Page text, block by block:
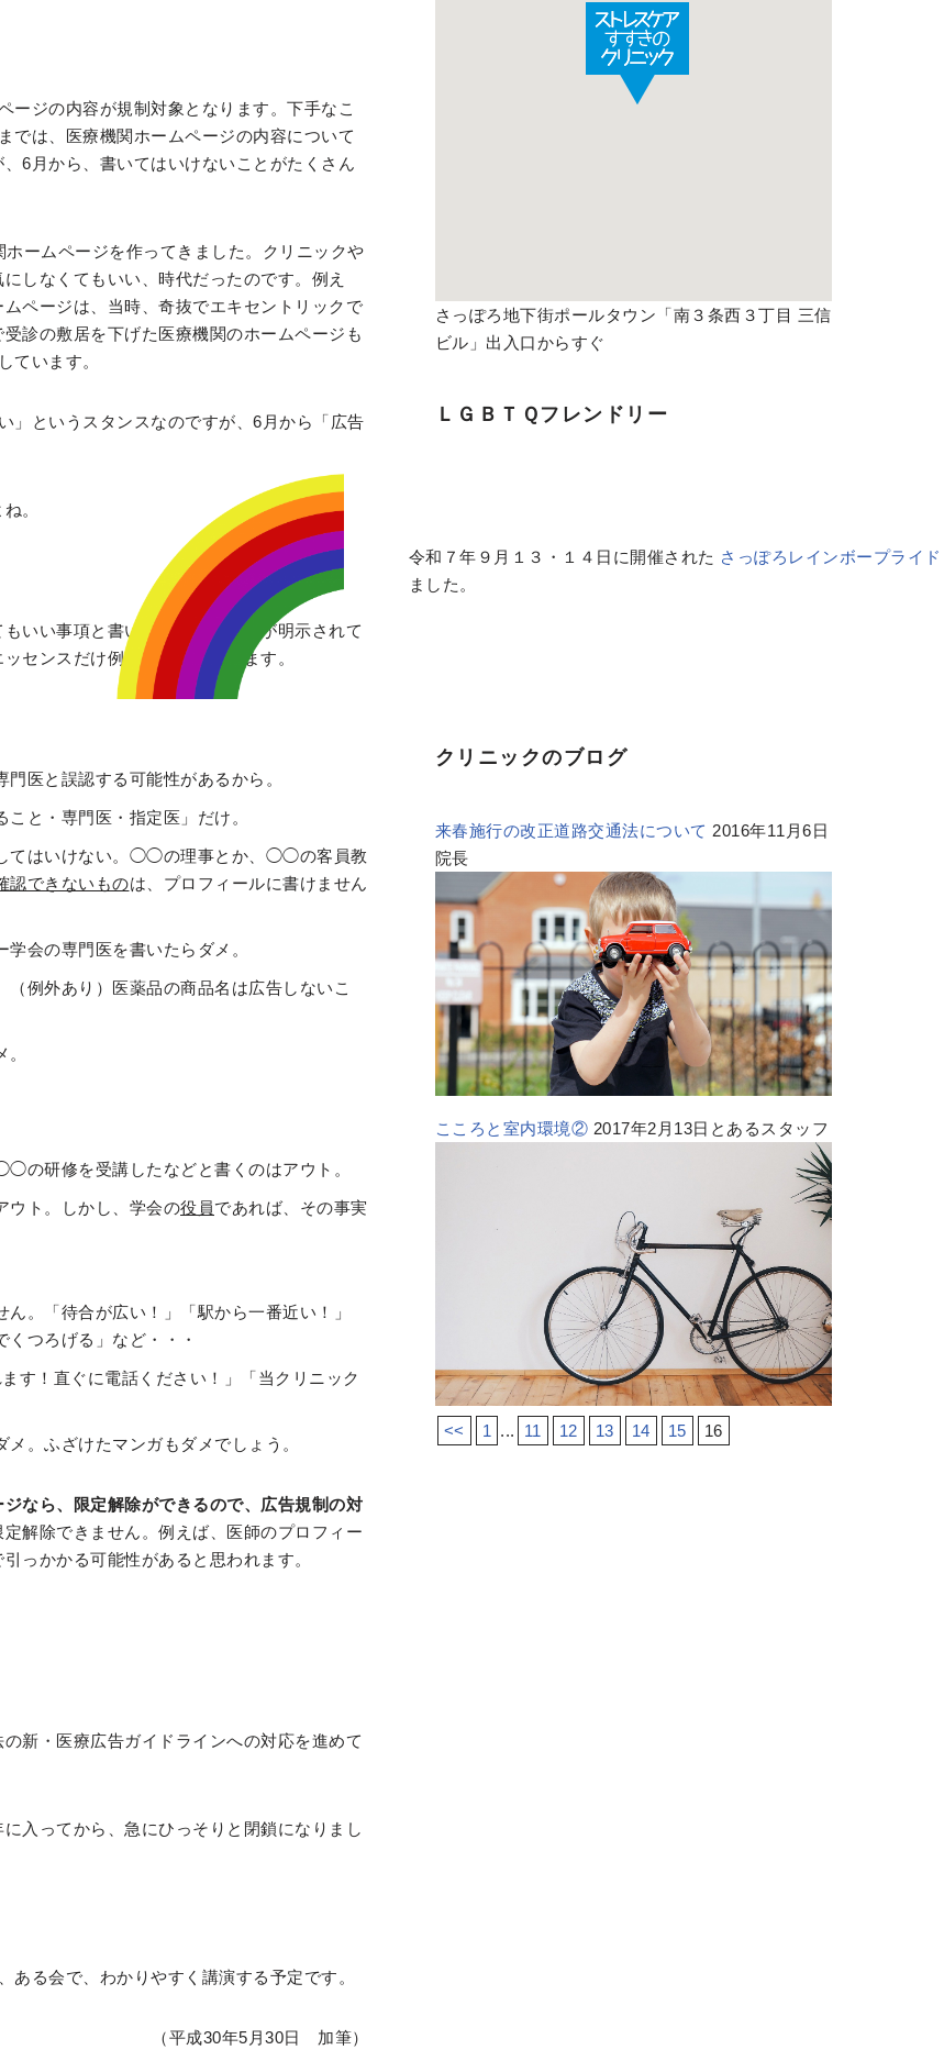
ージの内容が規制対象となります。下手なこ
では、医療機関ホームページの内容について
6月から、書いてはいけないことがたくさん
ームページを作ってきました。クリニックや
しなくてもいい、時代だったのです。例え
ページは、当時、奇抜でエキセントリックで
診の敷居を下げた医療機関のホームページも
ています。
」というスタンスなのですが、6月から「広告
。
いい事項と書いてはダメな事項が明示されて
センスだけ例示したいと思います。
医と誤認する可能性があるから。
と・専門医・指定医」だけ。
てはいけない。◯◯の理事とか、◯◯の客員教
認できないものは、プロフィールに書けません
会の専門医を書いたらダメ。
例外あり）医薬品の商品名は広告しないこ
の研修を受講したなどと書くのはアウト。
ウト。しかし、学会の役員であれば、その事実
。「待合が広い！」「駅から一番近い！」
くつろげる」など・・・
す！直ぐに電話ください！」「当クリニック
。ふざけたマンガもダメでしょう。
なら、限定解除ができるので、広告規制の対
解除できません。例えば、医師のプロフィー
っかかる可能性があると思われます。
新・医療広告ガイドラインへの対応を進めて
入ってから、急にひっそりと閉鎖になりまし
ある会で、わかりやすく講演する予定です。
（平成30年5月30日 加筆）
さっぽろ地下街ポールタウン「南３条西３丁目 三信
ビル」出入口からすぐ
ＬＧＢＴＱフレンドリー
令和７年９月１３・１４日に開催された さっぽろレインボープライ
ました。
クリニックのブログ
来春施行の改正道路交通法について 2016年11月6日
院長
こころと室内環境② 2017年2月13日とあるスタッフ
<< 1 ... 11 12 13 14 15 16